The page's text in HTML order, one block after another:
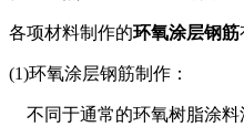
各项材料制作的环氧涂层钢筋
(1)环氧涂层钢筋制作：
不同于通常的环氧树脂涂料